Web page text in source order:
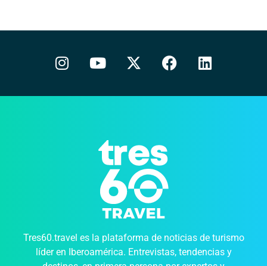
Tres60.travel es la plataforma de noticias de turismo
líder en Iberoamérica. Entrevistas, tendencias y